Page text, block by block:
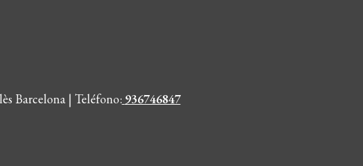
Barcelona | Teléfono: 936746847